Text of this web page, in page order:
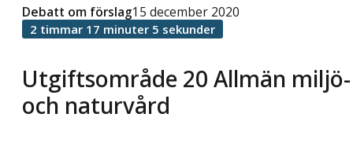
Utgiftsområde 20 Allmän miljö-
och naturvård
Debatt om förslag15 december 2020
2 timmar 17 minuter 5 sekunder